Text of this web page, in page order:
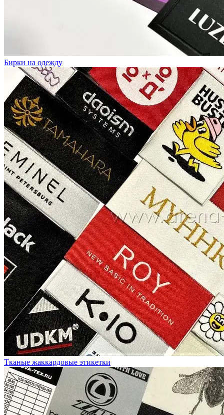
Бирки на одежду
Тканые жаккардовые этикетки